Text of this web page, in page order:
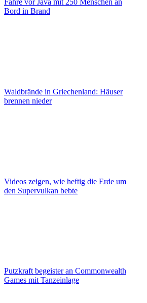
Fähre vor Java mit 250 Menschen an
Bord in Brand
Waldbrände in Griechenland: Häuser
brennen nieder
Videos zeigen, wie heftig die Erde um
den Supervulkan bebte
Putzkraft begeister an Commonwealth
Games mit Tanzeinlage